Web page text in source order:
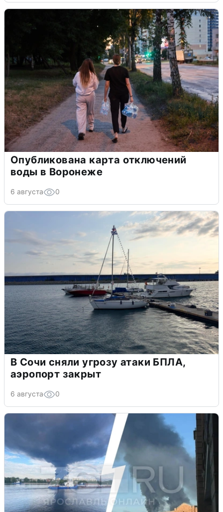
Опубликована карта отключений
воды в Воронеже
6 августа 0
В Сочи сняли угрозу атаки БПЛА,
аэропорт закрыт
6 августа 0